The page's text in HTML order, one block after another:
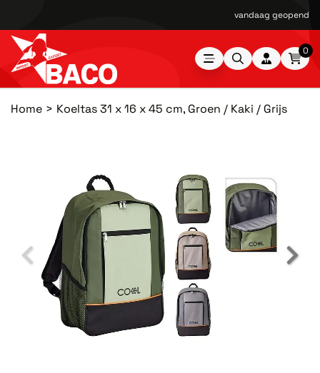
vandaag geopend
0
Home Koeltas 31 x 16 x 45 cm, Groen / Kaki / Grijs